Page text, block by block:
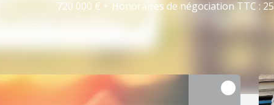
720 000 € + Honoraires de négociation TTC :